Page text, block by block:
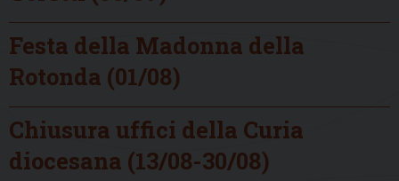
Festa della Madonna della
Rotonda (01/08)
Chiusura uffici della Curia
diocesana (13/08-30/08)